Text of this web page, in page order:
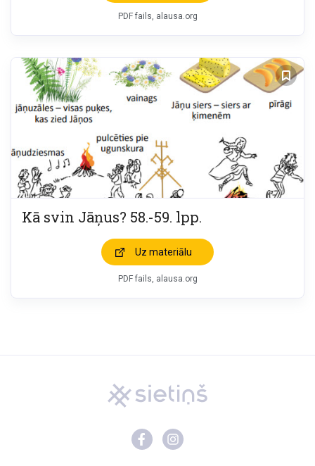
PDF fails, alausa.org
Kā svin Jāņus? 58.-59. lpp.
Uz materiālu
PDF fails, alausa.org